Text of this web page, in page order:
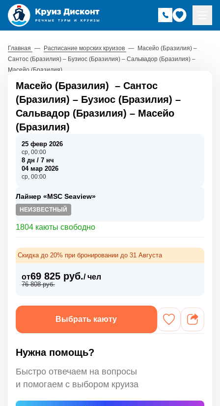
Главная — Расписание морских круизов — Масейо (Бразилия) –
Сантос (Бразилия) – Бузиос (Бразилия) – Сальвадор (Бразилия) –
Масейо (Бразилия)
Масейо (Бразилия) – Сантос
(Бразилия) – Бузиос (Бразилия) –
Сальвадор (Бразилия) – Масейо
(Бразилия)
25 февр 2026
ср, 00:00
8 дн / 7 нч
04 мар 2026
ср, 00:00
Лайнер «MSC Seaview»
НЕИЗВЕСТНЫЙ
1804 каюты свободно
Скидка до 20% при бронировании до 31 Августа
от69 825 руб./ чел
76 808 руб.
Выбрать каюту
Нужна помощь?
Быстро отвечаем на вопросы
и помогаем с выбором круиза